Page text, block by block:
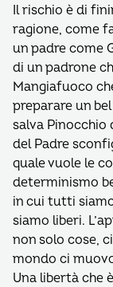
Il rischio è di
ragione, come
un padre come
di un padrone
Mangiafuoco
preparare un
salva Pinocchio
del Padre
quale vuole le
determinismo
in cui tutti
siamo liberi.
non solo cose,
mondo ci
Una libertà che